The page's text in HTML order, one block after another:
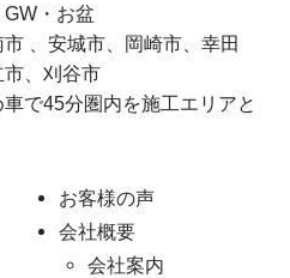
・お盆
、安城市、岡崎市、幸田
、刈谷市
車で45分圏内を施工エリアと
お客様の声
会社概要
会社案内